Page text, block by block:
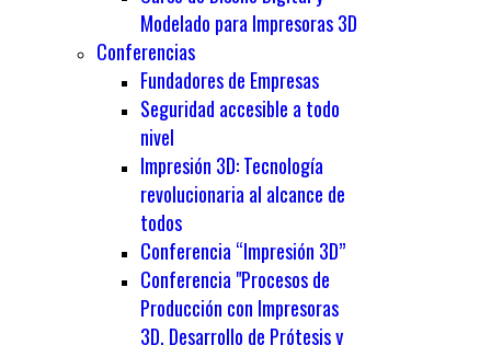
Modelado para Impresoras 3D
Conferencias
Fundadores de Empresas
Seguridad accesible a todo
nivel
Impresión 3D: Tecnología
revolucionaria al alcance de
todos
Conferencia “Impresión 3D”
Conferencia "Procesos de
Producción con Impresoras
3D, Desarrollo de Prótesis y